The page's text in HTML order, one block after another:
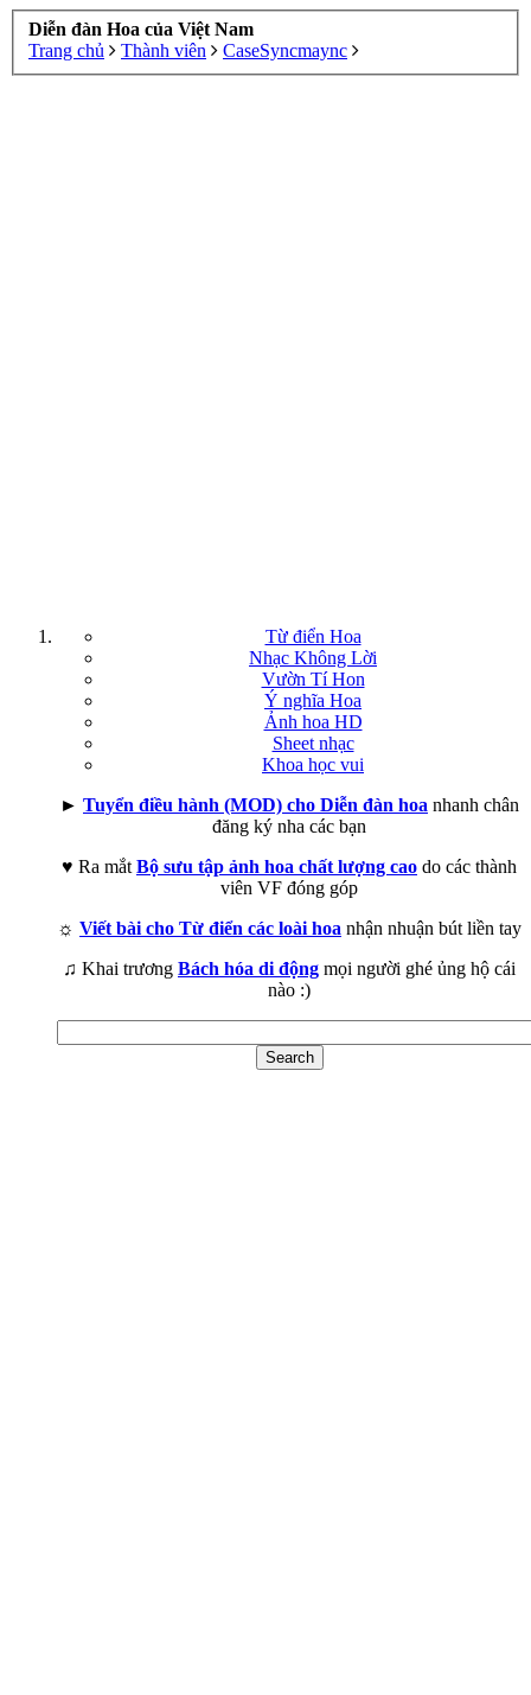
Diễn đàn Hoa của Việt Nam
Trang chủ
Thành viên CaseSyncmaync
Từ điển Hoa
Nhạc Không Lời
Vườn Tí Hon
Ý nghĩa Hoa
Ảnh hoa HD
Sheet nhạc
Khoa học vui
► Tuyển điều hành (MOD) cho Diễn đàn hoa nhanh chân
đăng ký nha các bạn
♥ Ra mắt Bộ sưu tập ảnh hoa chất lượng cao do các thành
viên VF đóng góp
☼ Viết bài cho Từ điển các loài hoa nhận nhuận bút liền tay
♫ Khai trương Bách hóa di động mọi người ghé ủng hộ cái
nào :)